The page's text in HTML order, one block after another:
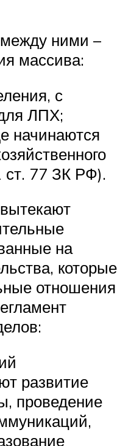
ними –
массива:
с
ЛПХ;
начинаются
ст. 77 ЗК РФ).
на
которые
отношения
развитие
проведение